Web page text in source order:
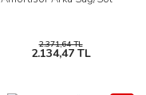
2.371,64 TL
2.134,47 TL